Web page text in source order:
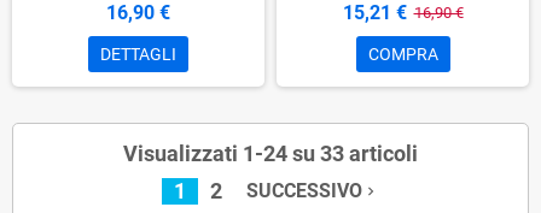
16,90 €
DETTAGLI
15,21 € 16,90 €
COMPRA
Visualizzati 1-24 su 33 articoli
1
2 SUCCESSIVO navigate_next